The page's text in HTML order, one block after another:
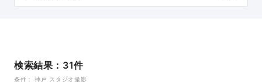
検索結果：31件
条件： 神戸 スタジオ撮影